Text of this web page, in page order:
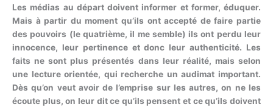
Les médias au départ doivent informer et former, éduquer.
Mais à partir du moment qu’ils ont accepté de faire partie
des pouvoirs (le quatrième, il me semble) ils ont perdu leur
innocence, leur pertinence et donc leur authenticité. Les
faits ne sont plus présentés dans leur réalité, mais selon
une lecture orientée, qui recherche un audimat important.
Dès qu’on veut avoir de l’emprise sur les autres, on ne les
écoute plus, on leur dit ce qu’ils pensent et ce qu’ils doivent